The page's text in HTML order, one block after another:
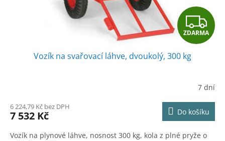
Z
D
R
M
A
ZDARMA
Vozík na svařovací láhve, dvoukolý, 300 kg
7 dní
6 224,79 Kč bez DPH
7 532 Kč Do košíku
Vozík na plynové láhve, nosnost 300 kg, kola z plné pryže o